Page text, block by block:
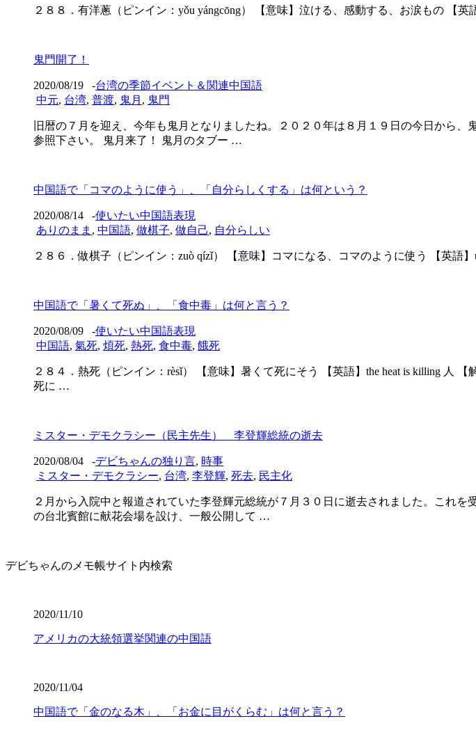
２８８．有洋蔥（ピンイン：yǒu yángcōng） 【意味】泣ける、感動する、お涙もの 【
鬼門開了！
2020/08/19 -台湾の季節イベント＆関連中国語
中元, 台湾, 普渡, 鬼月 , 鬼門
旧暦の７月を迎え、今年も鬼月となりましたね。２０２０年は８月１９日の今日から
参照下さい。 鬼月来了！ 鬼月のタブー …
中国語で「コマのように使う」、「自分らしくする」は何という？
2020/08/14 -使いたい中国語表現
ありのまま , 中国語, 做棋子, 做自己, 自分らしい
２８６．做棋子（ピンイン：zuò qízǐ） 【意味】コマになる、コマのように使う 【英語】
中国語で「暑くて死ぬ」、「食中毒」は何と言う？
2020/08/09 -使いたい中国語表現
中国語, 氣死, 煩死, 熱死, 食中毒, 餓死
２８４．熱死（ピンイン：rèsǐ） 【意味】暑くて死にそう 【英語】the heat is killing
死に …
ミスター・デモクラシー（民主先生） 李登輝総統の逝去
2020/08/04 -デビちゃんの独り言, 時事
ミスター・デモクラシー, 台湾, 李登輝, 死去, 民主化
２月から入院中と報道されていた李登輝元総統が７月３０日に逝去されました。これ
の台北賓館に献花会場を設け、一般公開して …
デビちゃんのメモ帳サイト内検索
2020/11/10
アメリカの大統領選挙関連の中国語
2020/11/04
中国語で「金のなる木」、「お金に目がくらむ」は何と言う？